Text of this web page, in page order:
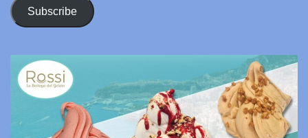
Address
Subscribe